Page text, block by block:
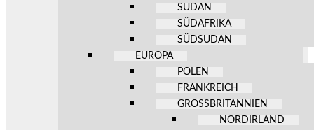
SUDAN
SÜDAFRIKA
SÜDSUDAN
EUROPA
POLEN
FRANKREICH
GROSSBRITANNIEN
NORDIRLAND